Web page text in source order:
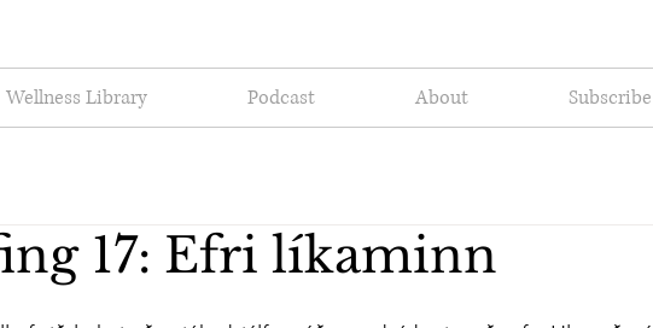
Wellness Library Podcast About Subscribe
17: Efri líkaminn